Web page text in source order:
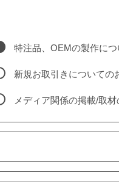
特注品、OEMの製作に
新規お取引きについての
メディア関係の掲載/取